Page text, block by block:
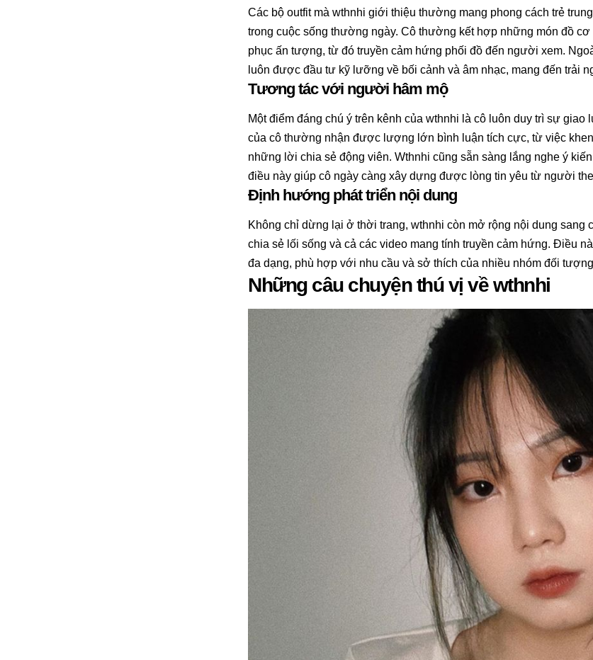
Các bộ outfit mà wthnhi giới thiệu thường mang phong cách trẻ
trong cuộc sống thường ngày. Cô thường kết hợp những món đồ cơ
phục ấn tượng, từ đó truyền cảm hứng phối đồ đến người xem.
luôn được đầu tư kỹ lưỡng về bối cảnh và âm nhạc, mang đến trải
Tương tác với người hâm mộ
Một điểm đáng chú ý trên kênh của wthnhi là cô luôn duy trì sự
của cô thường nhận được lượng lớn bình luận tích cực, từ việc
những lời chia sẻ động viên. Wthnhi cũng sẵn sàng lắng nghe ý
điều này giúp cô ngày càng xây dựng được lòng tin yêu từ người
Định hướng phát triển nội dung
Không chỉ dừng lại ở thời trang, wthnhi còn mở rộng nội dung sang
chia sẻ lối sống và cả các video mang tính truyền cảm hứng. Điều
đa dạng, phù hợp với nhu cầu và sở thích của nhiều nhóm đối
Những câu chuyện thú vị về wthnhi